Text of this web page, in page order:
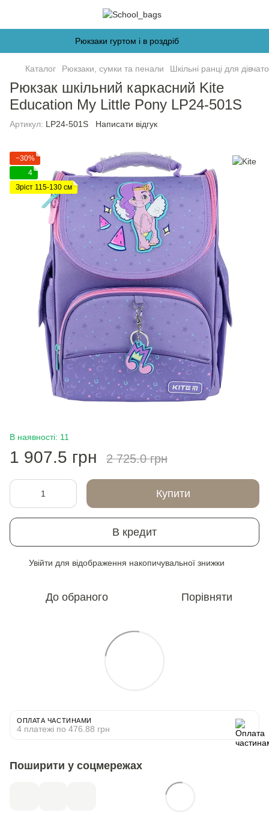
Рюкзаки гуртом і в роздріб
Каталог Рюкзаки, сумки та пенали Шкільні ранці для
Рюкзак шкільний каркасний Kite
Education My Little Pony LP24-501S
Артикул: LP24-501S Написати відгук
−30%
4
Зріст 115-130 см
В наявності: 11
1 907.5 грн 2 725.0 грн
Купити
В кредит
Увійти для відображення накопичувальної знижки
До обраного Порівняти
ОПЛАТА ЧАСТИНАМИ
4 платежі по 476.88 грн
Поширити у соцмережах